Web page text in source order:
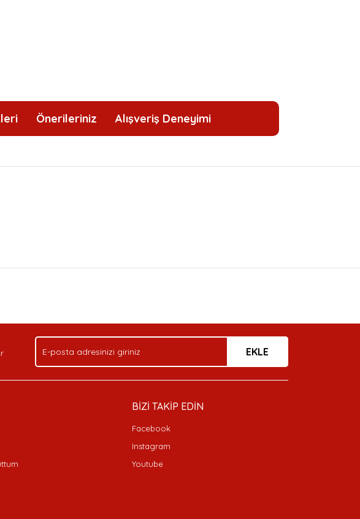
Önerileriniz Alışveriş Deneyimi
EKLE
BİZİ TAKİP EDİN
Facebook
Instagram
Youtube